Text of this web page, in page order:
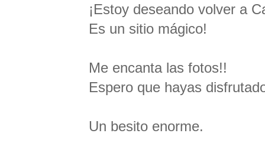
¡Estoy deseando volver a
Es un sitio mágico!
Me encanta las fotos!!
Espero que hayas
Un besito enorme.